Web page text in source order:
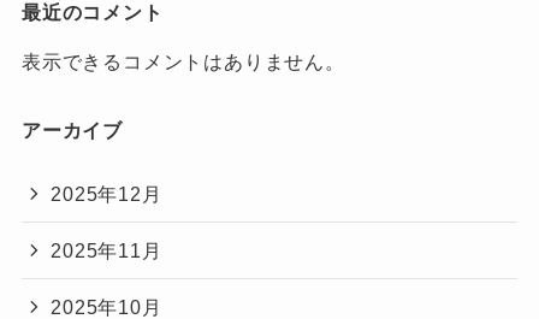
最近のコメント
表示できるコメントはありません。
アーカイブ
2025年12月
2025年11月
2025年10月